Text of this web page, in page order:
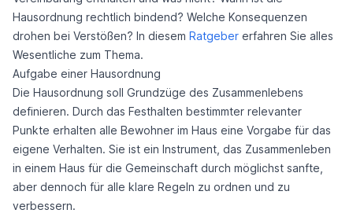
Hausordnung rechtlich bindend? Welche Konsequenzen
drohen bei Verstößen? In diesem Ratgeber erfahren Sie alles
Wesentliche zum Thema.
Aufgabe einer Hausordnung
Die Hausordnung soll Grundzüge des Zusammenlebens
definieren. Durch das Festhalten bestimmter relevanter
Punkte erhalten alle Bewohner im Haus eine Vorgabe für das
eigene Verhalten. Sie ist ein Instrument, das Zusammenleben
in einem Haus für die Gemeinschaft durch möglichst sanfte,
aber dennoch für alle klare Regeln zu ordnen und zu
verbessern.